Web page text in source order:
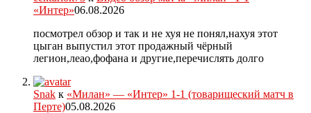
«Интер»06.08.2026
посмотрел обзор и так и не хуя не понял,нахуя этот
цыган выпустил этот продажный чёрный
легион,леао,фофана и другие,перечислять долго
Snak к «Милан» — «Интер» 1-1 (товарищеский матч в
Перте)05.08.2026